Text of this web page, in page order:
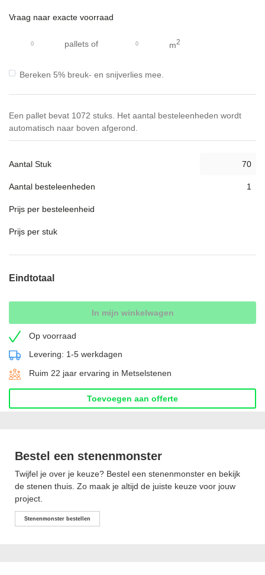
afbeeldingen-
Vraag naar exacte voorraad
pallets of m2
Bereken 5% breuk- en snijverlies mee.
Een pallet bevat 1072 stuks. Het aantal besteleenheden wordt
automatisch naar boven afgerond.
Aantal Stuk
Aantal besteleenheden
Prijs per besteleenheid
Prijs per stuk
Eindtotaal
In mijn winkelwagen
Op voorraad
Levering: 1-5 werkdagen
Ruim 22 jaar ervaring in Metselstenen
Toevoegen aan offerte
Bestel een stenenmonster
Twijfel je over je keuze? Bestel een stenenmonster en bekijk
de stenen thuis. Zo maak je altijd de juiste keuze voor jouw
project.
Stenenmonster bestellen